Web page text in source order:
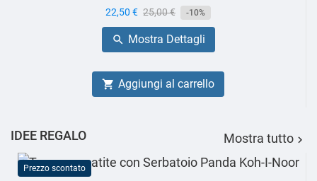
Prezzo
22,50 € Prezzo
base
25,00 € -10%
 Mostra Dettagli
 Aggiungi al carrello
IDEE REGALO Mostra tutto 
Prezzo scontato